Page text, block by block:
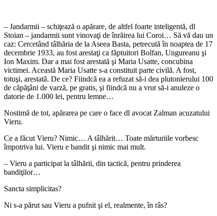
– Jandarmii – schiţează o apărare, de altfel foarte inteligentă, dl
Stoian – jandarmii sunt vinovaţi de înrăirea lui Coroi… Să vă dau un
caz: Cercetând tâlhăria de la Aseea Basta, petrecută în noaptea de 17
decembrie 1933, au fost arestaţi ca făptuitori Bolfan, Ungureanu şi
Ion Maxim. Dar a mai fost arestată şi Maria Usatte, concubina
victimei. Această Maria Usatte s-a constituit parte civilă. A fost,
totuşi, arestată. De ce? Fiindcă ea a refuzat să-i dea plutonierului 100
de căpăţâni de varză, pe gratis, şi fiindcă nu a vrut să-i anuleze o
datorie de 1.000 lei, pentru lemne…
Nostimă de tot, apărarea pe care o face dl avocat Zalman acuzatului
Vieru.
Ce a făcut Vieru? Nimic… A tâlhărit… Toate mărturiile vorbesc
împotriva lui. Vieru e bandit şi nimic mai mult.
– Vieru a participat la tâlhării, din tactică, pentru prinderea
bandiţilor…
Sancta simplicitas?
Ni s-a părut sau Vieru a pufnit şi el, realmente, în râs?